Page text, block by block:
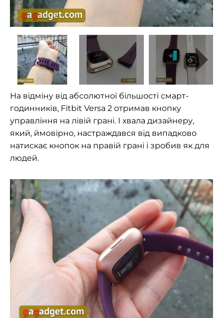
На відміну від абсолютної більшості смарт-
годинників, Fitbit Versa 2 отримав кнопку
управління на лівій грані. І хвала дизайнеру,
який, ймовірно, настраждався від випадково
натискає кнопок на правій грані і зробив як для
людей.